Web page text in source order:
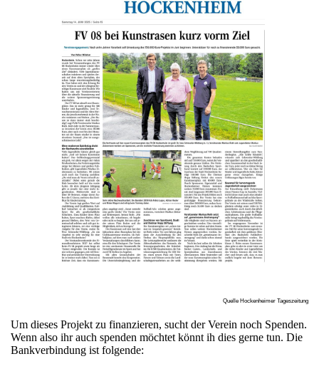
Quelle Hockenheimer Tageszeitung
Um dieses Projekt zu finanzieren, sucht der Verein noch Spenden.
Wenn also ihr auch spenden möchtet könnt ih dies gerne tun. Die
Bankverbindung ist folgende: